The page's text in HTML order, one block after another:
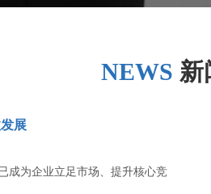
NEWS 新
展
成为企业立足市场、提升核心竞